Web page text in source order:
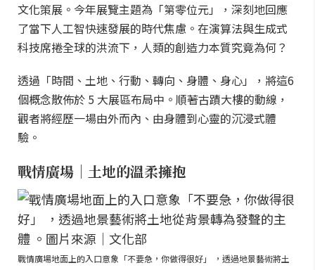
文化策展。今年展覽主題為「第零位元」，深刻地回應
了當下人工智快速發展的時代焦慮。在演算法與生成式
科技席捲全球的洪流下，人類的創造力本質究竟為何？
透過「時間、土地、行動、轉向、身體、身心」，將這6
個概念散佈於 5 大展區布局中。順著古蹟大樓的動線，
觀者將經歷一場由外而內、由身體到心靈的沉浸式體
驗。
戰情廣場｜土地的溫柔擁抱
戰情廣場地面上的入口意象「不要急，你做得很好」 ，透過地景藝術將土